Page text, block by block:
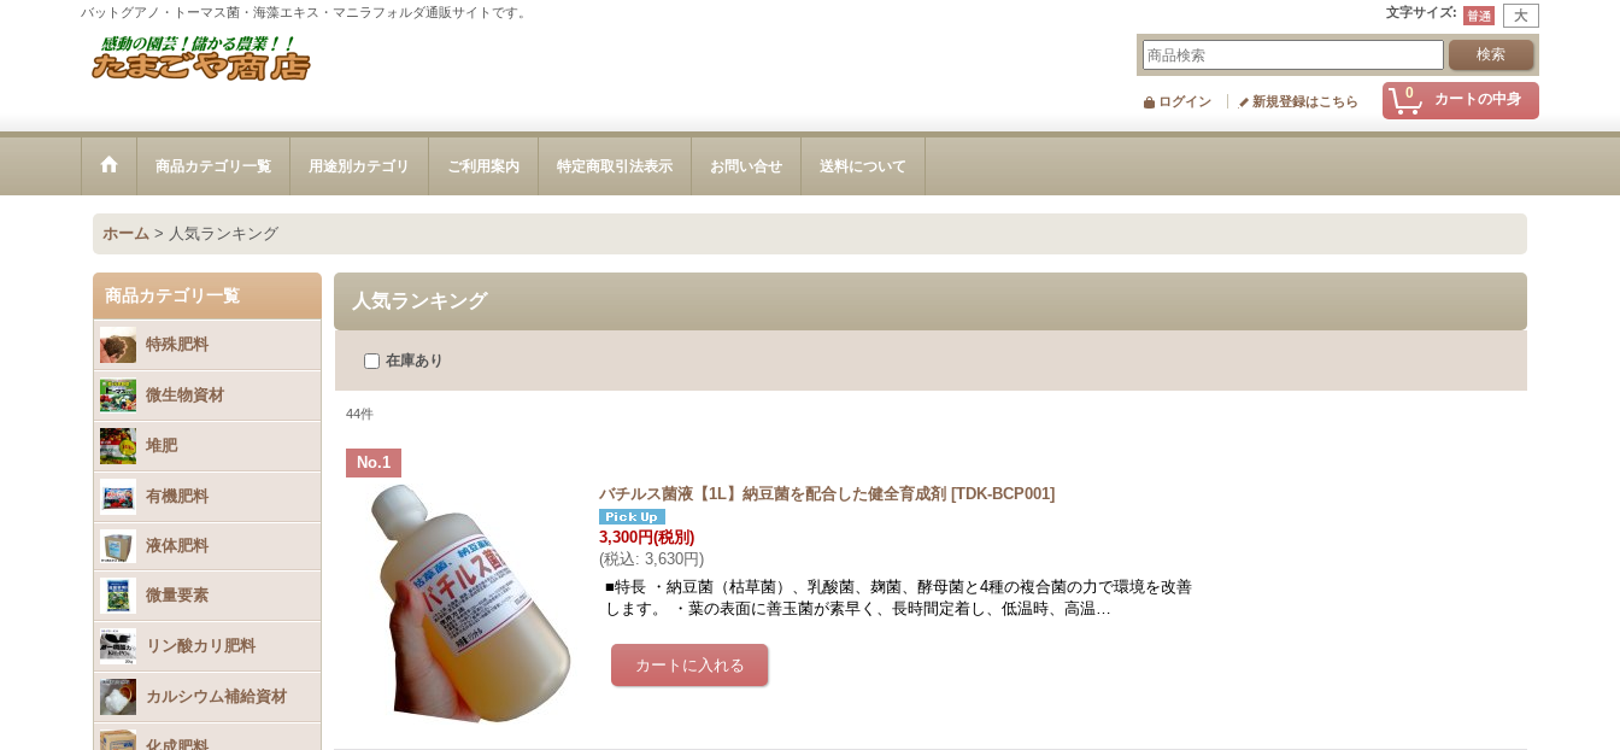
バットグアノ・トーマス菌・海藻エキス・マニラフォルダ通販サイトです。 文字サイズ:
0 カートの中身
ログイン 新規登録はこちら
商品カテゴリ一覧 用途別カテゴリ ご利用案内 特定商取引法表示 お問い合せ 送料について
ホーム > 人気ランキング
商品カテゴリ一覧
特殊肥料
微生物資材
堆肥
有機肥料
液体肥料
微量要素
リン酸カリ肥料
カルシウム補給資材
化成肥料
人気ランキング
在庫あり
44件
No.1
バチルス菌液【1L】納豆菌を配合した健全育成剤 [TDK-BCP001]
3,300円(税別)
(税込: 3,630円)
■特長 ・納豆菌（枯草菌）、乳酸菌、麹菌、酵母菌と4種の複合菌の力で環境を改善
します。 ・葉の表面に善玉菌が素早く、長時間定着し、低温時、高温…